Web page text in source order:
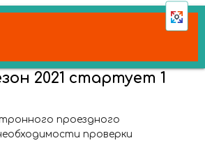
2021 стартует 1
проездного
проверки